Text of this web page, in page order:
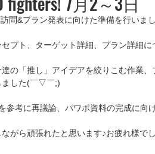
問&プラン発表に向けた準備を行いまし
プト、ターゲット詳細、プラン詳細に
の「推し」アイデアを絞りこむ作業
ました(￣▽￣;)
参考に再議論、パワポ資料の完成に向
がら頑張れたと思います♪お疲れ様でし